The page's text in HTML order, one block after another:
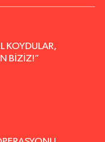
KOYDULAR,
BİZİZ!”